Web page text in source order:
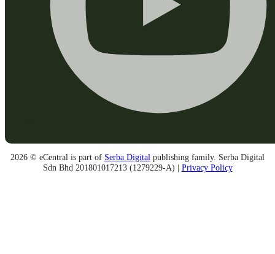
2026 © eCentral is part of Serba Digital publishing family. Serba Digital
Sdn Bhd 201801017213 (1279229-A) | Privacy Policy